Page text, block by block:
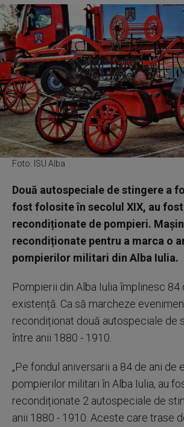
Foto: ISU Alba
Două autospeciale de stingere a
fost folosite în secolul XIX, au fost
recondiționate de pompieri.
recondiționate pentru a marca o
pompierilor militari din Alba Iulia.
Pompierii din Alba Iulia împlinesc 84
existență. Ca să marcheze
recondiționat două autospeciale de
între anii 1880 - 1910.
„Pe fondul aniversarii a 84 de ani de
pompierilor militari în Alba Iulia, au
recondiționate 2 autospeciale de
anii 1880 - 1910. Aceste care trase